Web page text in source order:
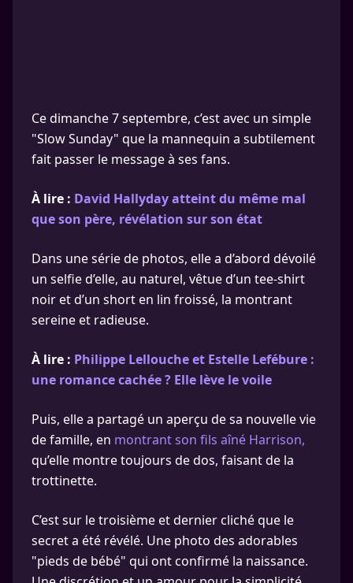
Ce dimanche 7 septembre, c’est avec un simple
"Slow Sunday" que la mannequin a subtilement
fait passer le message à ses fans.
À lire : David Hallyday atteint du même mal
que son père, révélation sur son état
Dans une série de photos, elle a d’abord dévoilé
un selfie d’elle, au naturel, vêtue d’un tee-shirt
noir et d’un short en lin froissé, la montrant
sereine et radieuse.
À lire : Philippe Lellouche et Estelle Lefébure :
une romance cachée ? Elle lève le voile
Puis, elle a partagé un aperçu de sa nouvelle vie
de famille, en montrant son fils aîné Harrison,
qu’elle montre toujours de dos, faisant de la
trottinette.
C’est sur le troisième et dernier cliché que le
secret a été révélé. Une photo des adorables
"pieds de bébé" qui ont confirmé la naissance.